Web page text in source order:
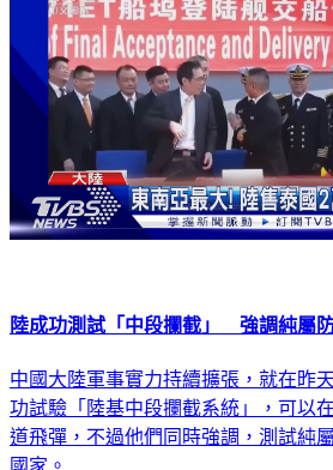
陸成功測試「中段攔截」 強調純屬
中國大陸軍事實力持續擴張，就在昨
功試驗「陸基中段攔截系統」，可以
道飛彈，不過他們同時強調，測試純
國家。